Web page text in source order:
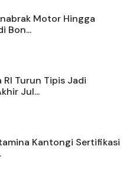
Motor Hingga
Bon...
RI Turun Tipis Jadi
Jul...
Kantongi Sertifikasi